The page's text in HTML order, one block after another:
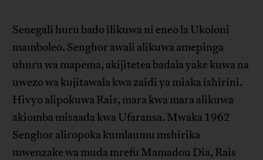
Senegali huru bado ilikuwa ni eneo la Ukoloni
mamboleo. Senghor awali alikuwa amepinga
uhuru wa mapema, akijitetea badala yake kuwa na
uwezo wa kujitawala kwa zaidi ya miaka ishirini.
Hivyo alipokuwa Rais, mara kwa mara alikuwa
akiomba misaada kwa Ufaransa. Mwaka 1962
Senghor aliropoka kumlaumu mshirika
mwenzake wa muda mrefu Mamadou Dia, Rais